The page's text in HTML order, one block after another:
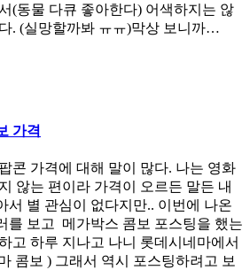
(동물 다큐 좋아한다) 어색하지는 않
. (실망할까봐 ㅠㅠ)막상 보니까…
가격
콘 가격에 대해 말이 많다. 나는 영화
않는 편이라 가격이 오르든 말든 내
서 별 관심이 없다지만.. 이번에 나온
를 보고 메가박스 콤보 포스팅을 했는
고 하루 지나고 나니 롯데시네마에서
콤보 ) 그래서 역시 포스팅하려고 보